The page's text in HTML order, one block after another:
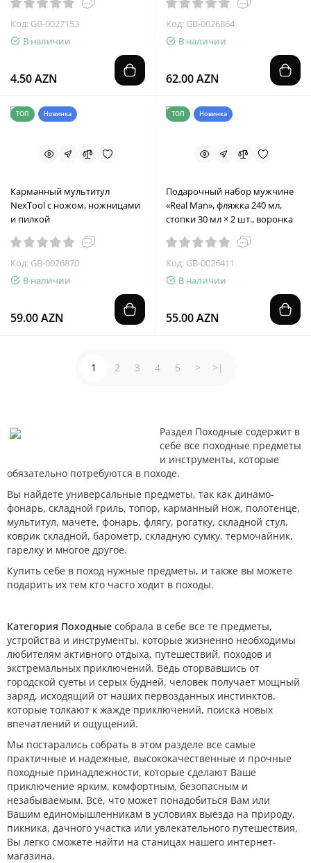
Код: GB-0027153
В наличии
4.50 AZN
Код: GB-0026864
В наличии
62.00 AZN
ТОП Новинка
Карманный мультитул
NexTool с ножом, ножницами
и пилкой
Код: GB-0026870
В наличии
59.00 AZN
ТОП Новинка
Подарочный набор мужчине
«Real Man», фляжка 240 мл,
стопки 30 мл × 2 шт., воронка
Код: GB-0026411
В наличии
55.00 AZN
1 2 3 4 5 > >|
Раздел Походные содержит в
себе все походные предметы
и инструменты, которые
обязательно потребуются в походе.
Вы найдете универсальные предметы, так как динамо-
фонарь, складной гриль, топор, карманный нож, полотенце,
мультитул, мачете, фонарь, флягу, рогатку, складной стул,
коврик складной, барометр, складную сумку, термочайник,
гарелку и многое другое.
Купить себе в поход нужные предметы, и также вы можете
подарить их тем кто часто ходит в походы.
Категория Походные собрала в себе все те предметы,
устройства и инструменты, которые жизненно необходимы
любителям активного отдыха, путешествий, походов и
экстремальных приключений. Ведь оторвавшись от
городской суеты и серых будней, человек получает мощный
заряд, исходящий от наших первозданных инстинктов,
которые толкают к жажде приключений, поиска новых
впечатлений и ощущений.
Мы постарались собрать в этом разделе все самые
практичные и надежные, высококачественные и прочные
походные принадлежности, которые сделают Ваше
приключение ярким, комфортным, безопасным и
незабываемым. Всё, что может понадобиться Вам или
Вашим единомышленникам в условиях выезда на природу,
пикника, дачного участка или увлекательного путешествия,
Вы легко сможете найти на станицах нашего интернет-
магазина.